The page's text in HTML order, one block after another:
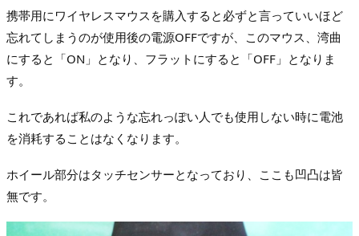
携帯用にワイヤレスマウスを購入すると必ずと言っていいほど
忘れてしまうのが使用後の電源OFFですが、このマウス、湾曲
にすると「ON」となり、フラットにすると「OFF」となりま
す。
これであれば私のような忘れっぽい人でも使用しない時に電池
を消耗することはなくなります。
ホイール部分はタッチセンサーとなっており、ここも凹凸は皆
無です。